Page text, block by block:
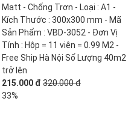
Matt - Chống Trơn - Loại : A1 -
Kích Thước : 300x300 mm - Mã
Sản Phẩm : VBD-3052 - Đơn Vị
Tính : Hộp = 11 viên = 0.99 M2 -
Free Ship Hà Nội Số Lượng 40m2
trở lên
215.000 đ 320.000 đ
33%